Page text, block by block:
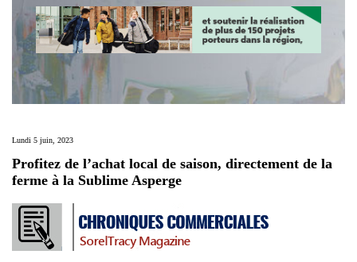
Lundi 5 juin, 2023
Profitez de l’achat local de saison, directement de la
ferme à la Sublime Asperge